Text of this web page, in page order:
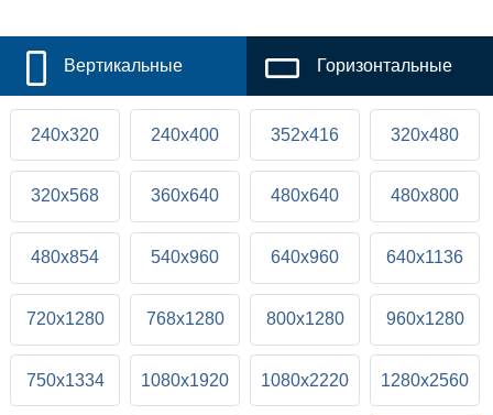
Вертикальные Горизонтальные
240x320 240x400 352x416 320x480
320x568 360x640 480x640 480x800
480x854 540x960 640x960 640x1136
720x1280 768x1280 800x1280 960x1280
750x1334 1080x1920 1080x2220 1280x2560